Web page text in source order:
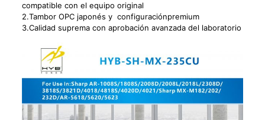
compatible con el equipo original
2.Tambor OPC japonés y configuraciónpremium
3.Calidad suprema con aprobación avanzada del laboratorio